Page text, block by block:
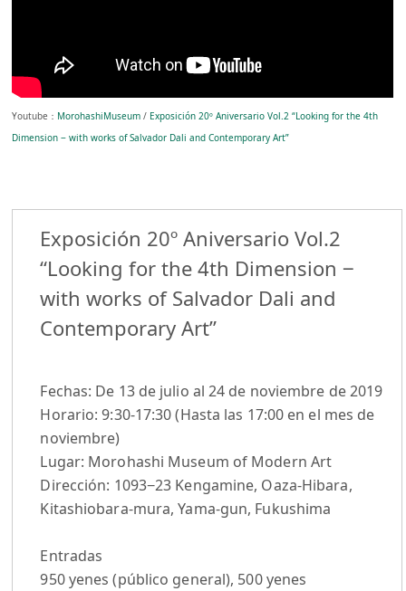
Youtube： MorohashiMuseum / Exposición 20º Aniversario Vol.2 “Looking for the 4th
Dimension ‒ with works of Salvador Dali and Contemporary Art”
Exposición 20º Aniversario Vol.2
“Looking for the 4th Dimension ‒
with works of Salvador Dali and
Contemporary Art”
Fechas: De 13 de julio al 24 de noviembre de 2019
Horario: 9:30-17:30 (Hasta las 17:00 en el mes de
noviembre)
Lugar: Morohashi Museum of Modern Art
Dirección: 1093−23 Kengamine, Oaza-Hibara,
Kitashiobara-mura, Yama-gun, Fukushima
Entradas
950 yenes (público general), 500 yenes